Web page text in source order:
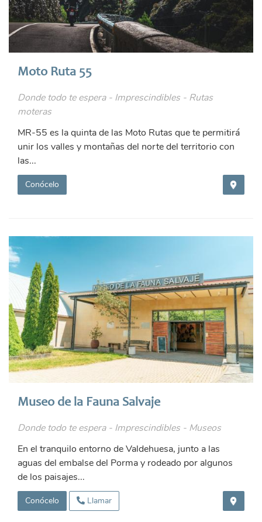
Moto Ruta 55
Donde todo te espera - Imprescindibles - Rutas
moteras
MR-55 es la quinta de las Moto Rutas que te permitirá
unir los valles y montañas del norte del territorio con
las...
Conócelo
Museo de la Fauna Salvaje
Donde todo te espera - Imprescindibles - Museos
En el tranquilo entorno de Valdehuesa, junto a las
aguas del embalse del Porma y rodeado por algunos
de los paisajes...
Conócelo Llamar